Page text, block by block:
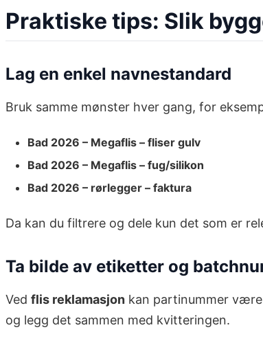
Praktiske tips: Slik
Lag en enkel navnestandard
Bruk samme mønster hver gang, for
Bad 2026 – Megaflis – fliser gulv
Bad 2026 – Megaflis – fug/silikon
Bad 2026 – rørlegger – faktura
Da kan du filtrere og dele kun det som er
Ta bilde av etiketter og
Ved flis reklamasjon kan partinummer
og legg det sammen med kvitteringen.